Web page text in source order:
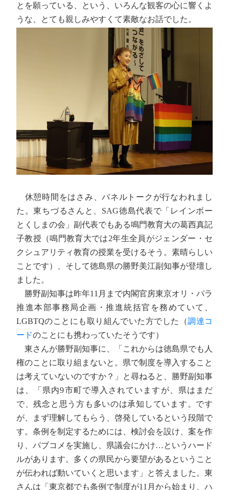
とを願っている、という、いろんな観客の心に響くよ
うな、とても親しみやすくて素敵なお話でした。
休憩時間をはさみ、パネルトークが行なわれまし
た。東ちづるさんと、SAG徳島代表で「レインボー
とくしまの会」副代表でもある鳴門教育大の葛西真記
子教授（鳴門教育大では2年生全員がジェンダー・セ
クシュアリティ教育の授業を受けるそう。素晴らしい
ことです）、そして徳島県の勝野美江副知事が登壇し
ました。
勝野副知事は昨年11月まで内閣官房東京オリ・パラ
推進本部事務局企画・推進統括官を務めていて、
LGBTQのことにも取り組んでいた方でした（調達コ
ードのことにも携わっていたそうです）
東さんが勝野副知事に、「これからは徳島県でも人
権のことに取り組まないと。県で制度を導入すること
は考えていないのですか？」と尋ねると、勝野副知事
は、「県内9市町で導入されていますが、県はまだ
で、残念と思う方も多いのは承知しています。です
が、まず理解してもらう、啓発しているという段階で
す。条例を制定するためには、検討会を設け、案を作
り、パブコメを実施し、県議会にかけ…というハード
ルがあります。多くの県民から要望があるということ
が伝われば動いていくと思います」と答えました。東
さんは「東京都でも条例で制度が11月から始まり、ハ